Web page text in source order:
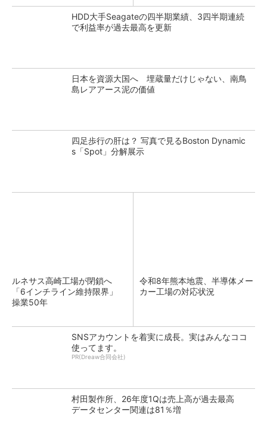
HDD大手Seagateの四半期業績、3四半期連続
で利益率が過去最高を更新
日本を資源大国へ 埋蔵量だけじゃない、南鳥
島レアアース泥の価値
四足歩行の肝は？ 写真で見るBoston Dynamic
s「Spot」分解展示
ルネサス高崎工場が閉鎖へ
「6インチライン維持限界」
操業50年
令和8年熊本地震、半導体メー
カー工場の対応状況
SNSアカウントを着実に成長。実はみんなココ
使ってます。
PR(Dreaw合同会社)
村田製作所、26年度1Qは売上高が過去最高
データセンター関連は81％増